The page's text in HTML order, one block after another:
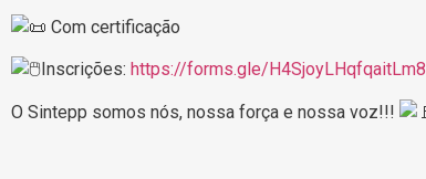
Com certificação
Inscrições: https://forms.gle/H4SjoyLHqfqaitLm8
O Sintepp somos nós, nossa força e nossa voz!!!